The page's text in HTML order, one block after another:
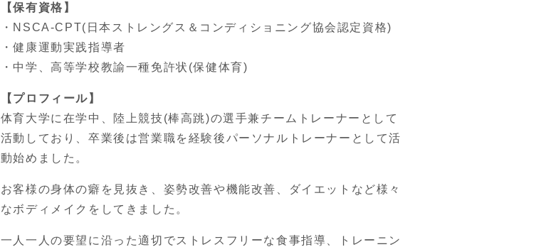
【保有資格】
・NSCA-CPT(日本ストレングス＆コンディショニング協会認定資格)
・健康運動実践指導者
・中学、高等学校教諭一種免許状(保健体育)
【プロフィール】
体育大学に在学中、陸上競技(棒高跳)の選手兼チームトレーナーとして
活動しており、卒業後は営業職を経験後パーソナルトレーナーとして活
動始めました。
お客様の身体の癖を見抜き、姿勢改善や機能改善、ダイエットなど様々
なボディメイクをしてきました。
一人一人の要望に沿った適切でストレスフリーな食事指導、トレーニン